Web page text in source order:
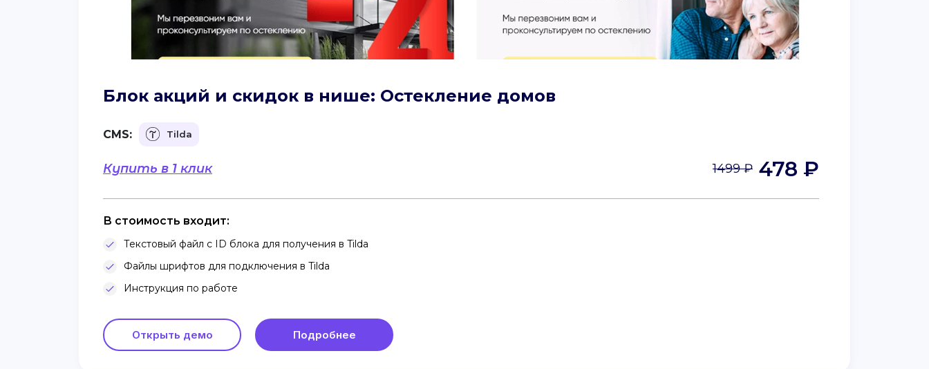
Блок акций и скидок в нише: Остекление домов
CMS: Tilda
Купить в 1 клик 1499 ₽ 478 ₽
В стоимость входит:
Текстовый файл с ID блока для получения в Tilda
Файлы шрифтов для подключения в Tilda
Инструкция по работе
Открыть демо Подробнее